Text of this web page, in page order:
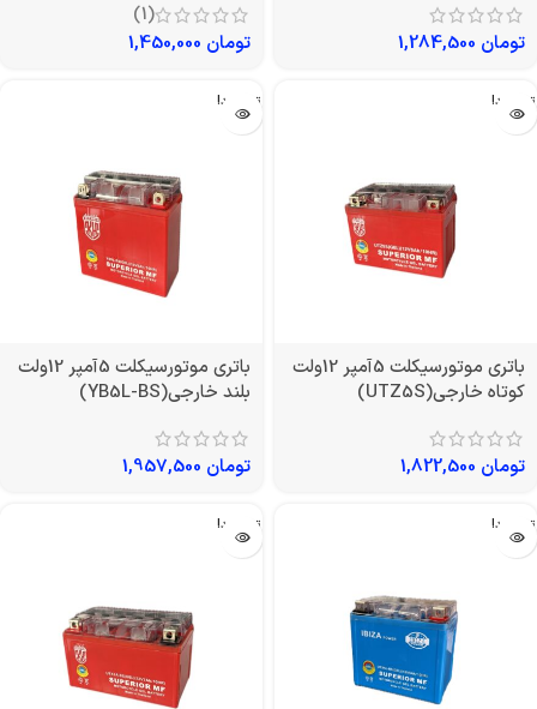
تومان
(1)
تومان
تمام شد!
باتری موتورسیکلت 5آمپر 12ولت
کوتاه خارجی(UTZ5S)
تومان
تمام شد!
باتری موتورسیکلت 5آمپر 12ولت
بلند خارجی(YB5L-BS)
تومان
تمام شد! تمام شد!